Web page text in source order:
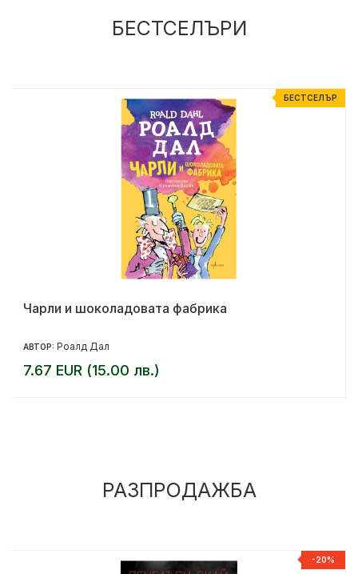
БЕСТСЕЛЪРИ
БЕСТСЕЛЪР
Чарли и шоколадовата фабрика
АВТОР: Роалд Дал
7.67 EUR (15.00 лв.)
РАЗПРОДАЖБА
-20%